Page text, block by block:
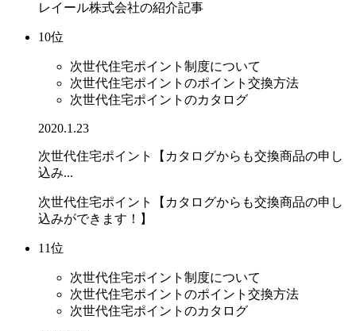
レイール株式会社の紹介記事
10位
次世代住宅ポイント制度について
次世代住宅ポイントのポイント交換方法
次世代住宅ポイントのカタログ
2020.1.23
次世代住宅ポイント【カタログからも交換商品の申し
込み...
次世代住宅ポイント【カタログからも交換商品の申し
込みができます！】
11位
次世代住宅ポイント制度について
次世代住宅ポイントのポイント交換方法
次世代住宅ポイントのカタログ